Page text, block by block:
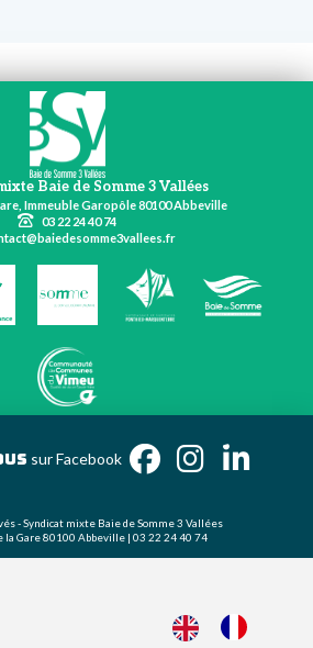
Baie de Somme 3 Vallées
Immeuble Garopôle 80100 Abbeville
03 22 24 40 74
sur Facebook
- Syndicat mixte Baie de Somme 3 Vallées
la Gare 80100 Abbeville | 03 22 24 40 74